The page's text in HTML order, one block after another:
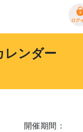
ログ
レンダー
開催期間：